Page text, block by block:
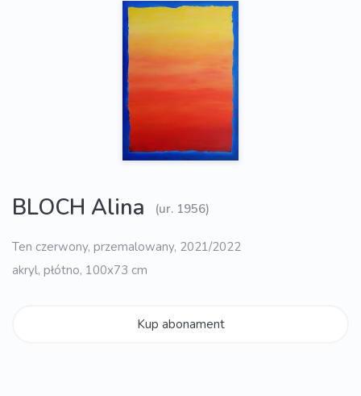
BLOCH Alina (ur. 1956)
Ten czerwony, przemalowany, 2021/2022
akryl, płótno, 100x73 cm
Kup abonament